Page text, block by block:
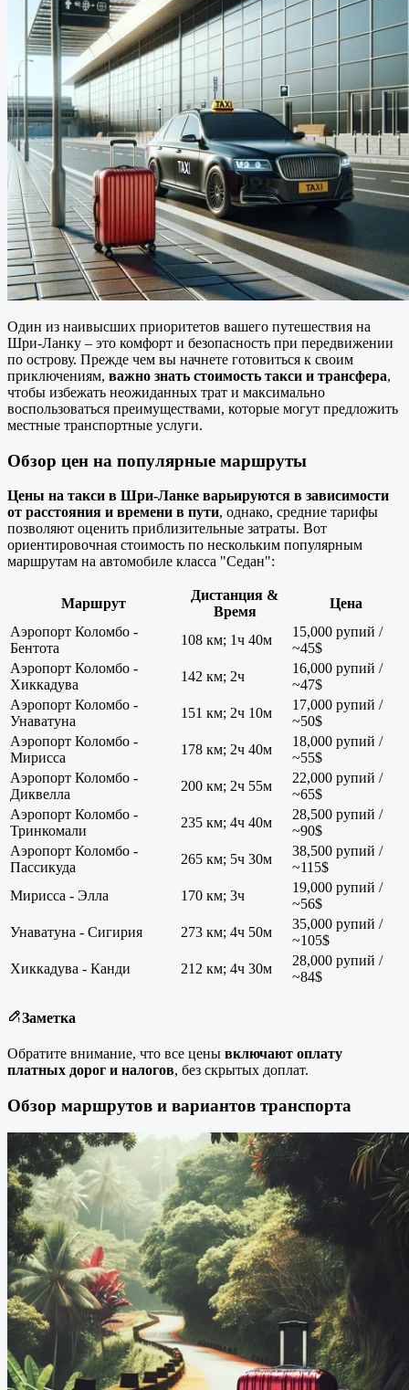
Один из наивысших приоритетов вашего путешествия на
Шри-Ланку – это комфорт и безопасность при передвижении
по острову. Прежде чем вы начнете готовиться к своим
приключениям, важно знать стоимость такси и трансфера,
чтобы избежать неожиданных трат и максимально
воспользоваться преимуществами, которые могут предложить
местные транспортные услуги.
Обзор цен на популярные маршруты
Цены на такси в Шри-Ланке варьируются в зависимости
от расстояния и времени в пути, однако, средние тарифы
позволяют оценить приблизительные затраты. Вот
ориентировочная стоимость по нескольким популярным
маршрутам на автомобиле класса "Седан":
Маршрут
Дистанция &
Время
Цена
Аэропорт Коломбо -
Бентота
108 км; 1ч 40м
15,000 рупий /
~45$
Аэропорт Коломбо -
Хиккадува
142 км; 2ч
16,000 рупий /
~47$
Аэропорт Коломбо -
Унаватуна
151 км; 2ч 10м
17,000 рупий /
~50$
Аэропорт Коломбо -
Мирисса
178 км; 2ч 40м
18,000 рупий /
~55$
Аэропорт Коломбо -
Диквелла
200 км; 2ч 55м
22,000 рупий /
~65$
Аэропорт Коломбо -
Тринкомали
235 км; 4ч 40м
28,500 рупий /
~90$
Аэропорт Коломбо -
Пассикуда
265 км; 5ч 30м
38,500 рупий /
~115$
Мирисса - Элла
170 км; 3ч
19,000 рупий /
~56$
Унаватуна - Сигирия
273 км; 4ч 50м
35,000 рупий /
~105$
Хиккадува - Канди
212 км; 4ч 30м
28,000 рупий /
~84$
Заметка
Обратите внимание, что все цены включают оплату
платных дорог и налогов, без скрытых доплат.
Обзор маршрутов и вариантов транспорта